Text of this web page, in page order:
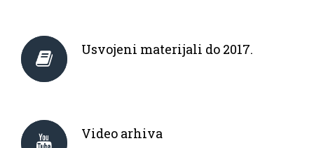
Usvojeni materijali do 2017.
Video arhiva